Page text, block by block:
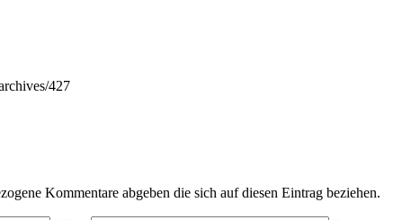
427
Kommentare abgeben die sich auf diesen Eintrag beziehen.